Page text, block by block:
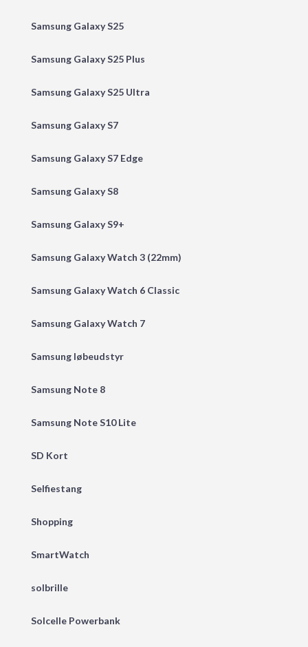
Samsung Galaxy S25
Samsung Galaxy S25 Plus
Samsung Galaxy S25 Ultra
Samsung Galaxy S7
Samsung Galaxy S7 Edge
Samsung Galaxy S8
Samsung Galaxy S9+
Samsung Galaxy Watch 3 (22mm)
Samsung Galaxy Watch 6 Classic
Samsung Galaxy Watch 7
Samsung løbeudstyr
Samsung Note 8
Samsung Note S10 Lite
SD Kort
Selfiestang
Shopping
SmartWatch
solbrille
Solcelle Powerbank